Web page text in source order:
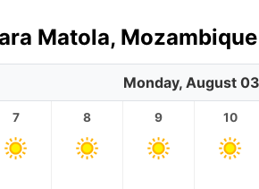
Matola,
Monday, August
7 8 9 10